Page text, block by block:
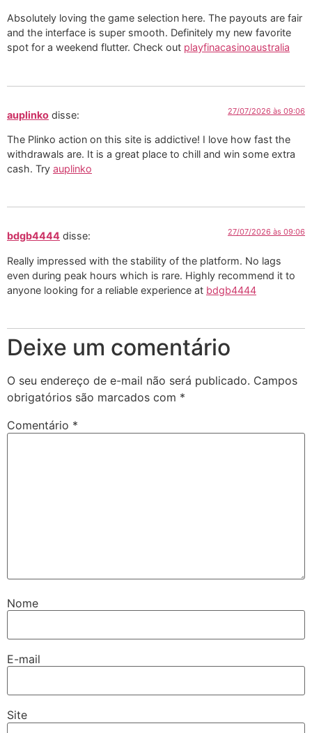
Absolutely loving the game selection here. The payouts are fair
and the interface is super smooth. Definitely my new favorite
spot for a weekend flutter. Check out playfinacasinoaustralia
auplinko disse: 27/07/2026 às 09:06
The Plinko action on this site is addictive! I love how fast the
withdrawals are. It is a great place to chill and win some extra
cash. Try auplinko
bdgb4444 disse: 27/07/2026 às 09:06
Really impressed with the stability of the platform. No lags
even during peak hours which is rare. Highly recommend it to
anyone looking for a reliable experience at bdgb4444
Deixe um comentário
O seu endereço de e-mail não será publicado. Campos
obrigatórios são marcados com *
Comentário *
Nome
E-mail
Site